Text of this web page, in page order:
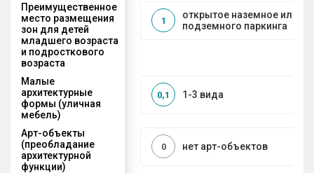
Преимущественное
место размещения
зон для детей
младшего возраста
и подросткового
возраста
открытое наземное или на
подземного паркинга
1
Малые
архитектурные
формы (уличная
мебель)
1-3 вида
0,1
Арт-объекты
(преобладание
архитектурной
функции)
нет арт-объектов
0